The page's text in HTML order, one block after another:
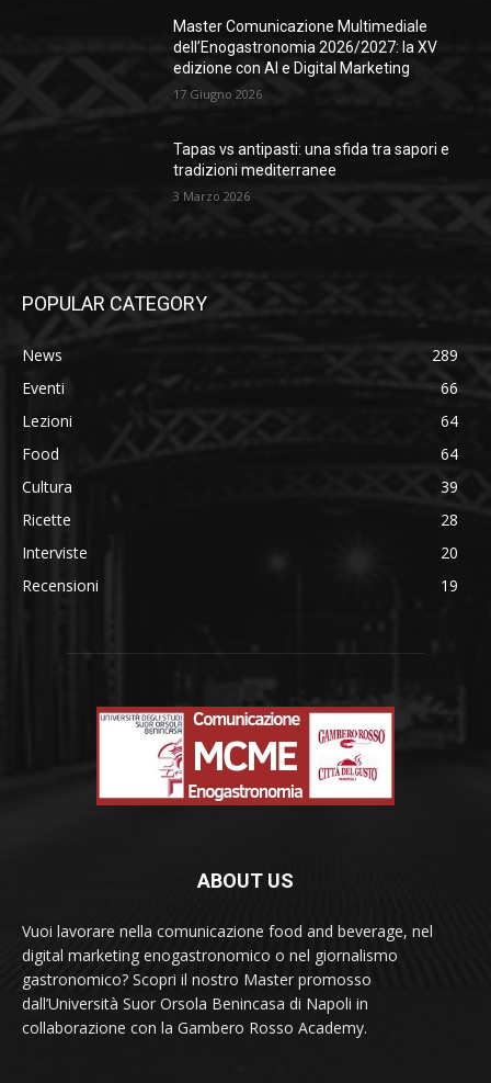
Master Comunicazione Multimediale
dell’Enogastronomia 2026/2027: la XV
edizione con AI e Digital Marketing
17 Giugno 2026
Tapas vs antipasti: una sfida tra sapori e
tradizioni mediterranee
3 Marzo 2026
POPULAR CATEGORY
News
289
Eventi
66
Lezioni
64
Food
64
Cultura
39
Ricette
28
Interviste
20
Recensioni
19
ABOUT US
Vuoi lavorare nella comunicazione food and beverage, nel
digital marketing enogastronomico o nel giornalismo
gastronomico? Scopri il nostro Master promosso
dall’Università Suor Orsola Benincasa di Napoli in
collaborazione con la Gambero Rosso Academy.